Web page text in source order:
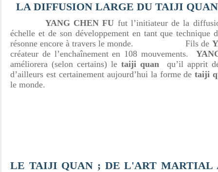
LA DIFFUSION LARGE DU TAIJI QUAN
YANG CHEN FU fut l’initiateur de la
échelle et de son développement en tant que technique
résonne encore à travers le monde.
Fils de
créateur de l’enchaînement en 108 mouvements.
améliorera (selon certains) le taiji quan qu’il apprit
d’ailleurs est certainement aujourd’hui la forme detaiji
le monde.
LE TAIJI QUAN ; DE L'ART MARTIAL